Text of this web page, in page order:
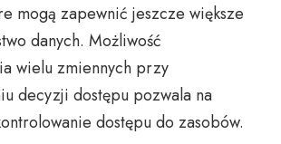
mogą zapewnić jeszcze większe
danych. Możliwość
wielu zmiennych przy
decyzji dostępu pozwala na
dostępu do zasobów.